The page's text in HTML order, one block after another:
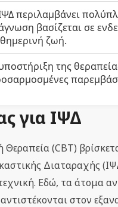
περιλαμβάνει
βασίζεται σε
ζωή.
της
για ΙΨΔ
(CBT)
Διαταραχής
Εδώ, τα άτομα
στον